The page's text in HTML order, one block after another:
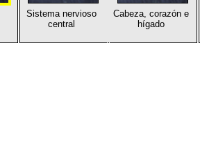
Sistema nervioso
central
Cabeza, corazón e
hígado